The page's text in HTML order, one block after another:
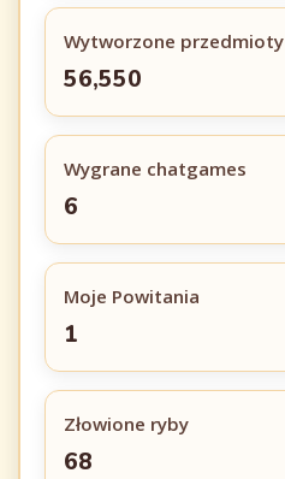
Wytworzone przedmioty
56,550
Wygrane chatgames
6
Moje Powitania
1
Złowione ryby
68